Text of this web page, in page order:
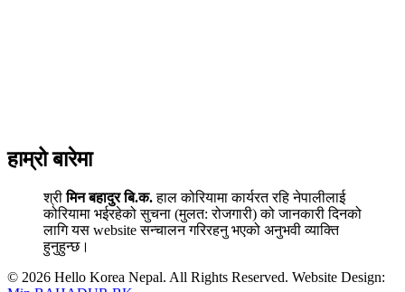
हाम्रो बारेमा
श्रीमिन बहादुर बि.क.हाल कोरियामा कार्यरत रहि नेपालीलाई
कोरियामा भईरहेको सुचना (मुलत: रोजगारी) को जानकारी दिनको
लागि यस website सन्चालन गरिरहनु भएको अनुभवी व्याक्ति
हुनुहुन्छ।
© 2026 Hello Korea Nepal. All Rights Reserved. Website Design: